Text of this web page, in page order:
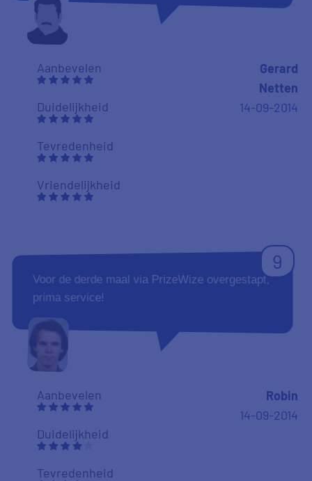
Aanbevelen
Duidelijkheid
Tevredenheid
Vriendelijkheid
Gerard
Netten
14-09-2014
9
Voor de derde maal via PrizeWize overgestapt,
prima service!
Aanbevelen
Duidelijkheid
Tevredenheid
Robin
14-09-2014